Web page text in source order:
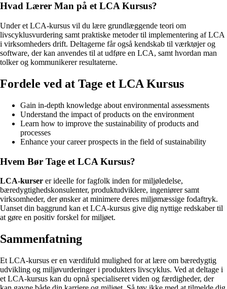
Hvad Lærer Man på et LCA Kursus?
Under et LCA-kursus vil du lære grundlæggende teori om
livscyklusvurdering samt praktiske metoder til implementering af LCA
i virksomheders drift. Deltagerne får også kendskab til værktøjer og
software, der kan anvendes til at udføre en LCA, samt hvordan man
tolker og kommunikerer resultaterne.
Fordele ved at Tage et LCA Kursus
Gain in-depth knowledge about environmental assessments
Understand the impact of products on the environment
Learn how to improve the sustainability of products and
processes
Enhance your career prospects in the field of sustainability
Hvem Bør Tage et LCA Kursus?
LCA-kurser er ideelle for fagfolk inden for miljøledelse,
bæredygtighedskonsulenter, produktudviklere, ingeniører samt
virksomheder, der ønsker at minimere deres miljømæssige fodaftryk.
Uanset din baggrund kan et LCA-kursus give dig nyttige redskaber til
at gøre en positiv forskel for miljøet.
Sammenfatning
Et LCA-kursus er en værdifuld mulighed for at lære om bæredygtig
udvikling og miljøvurderinger i produkters livscyklus. Ved at deltage i
et LCA-kursus kan du opnå specialiseret viden og færdigheder, der